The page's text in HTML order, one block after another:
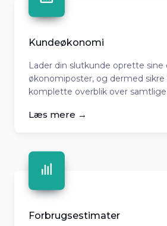
Kundeøkonomi
Lader din slutkunde oprette sine
økonomiposter, og dermed
komplette overblik over
Læs mere →
Forbrugsestimater